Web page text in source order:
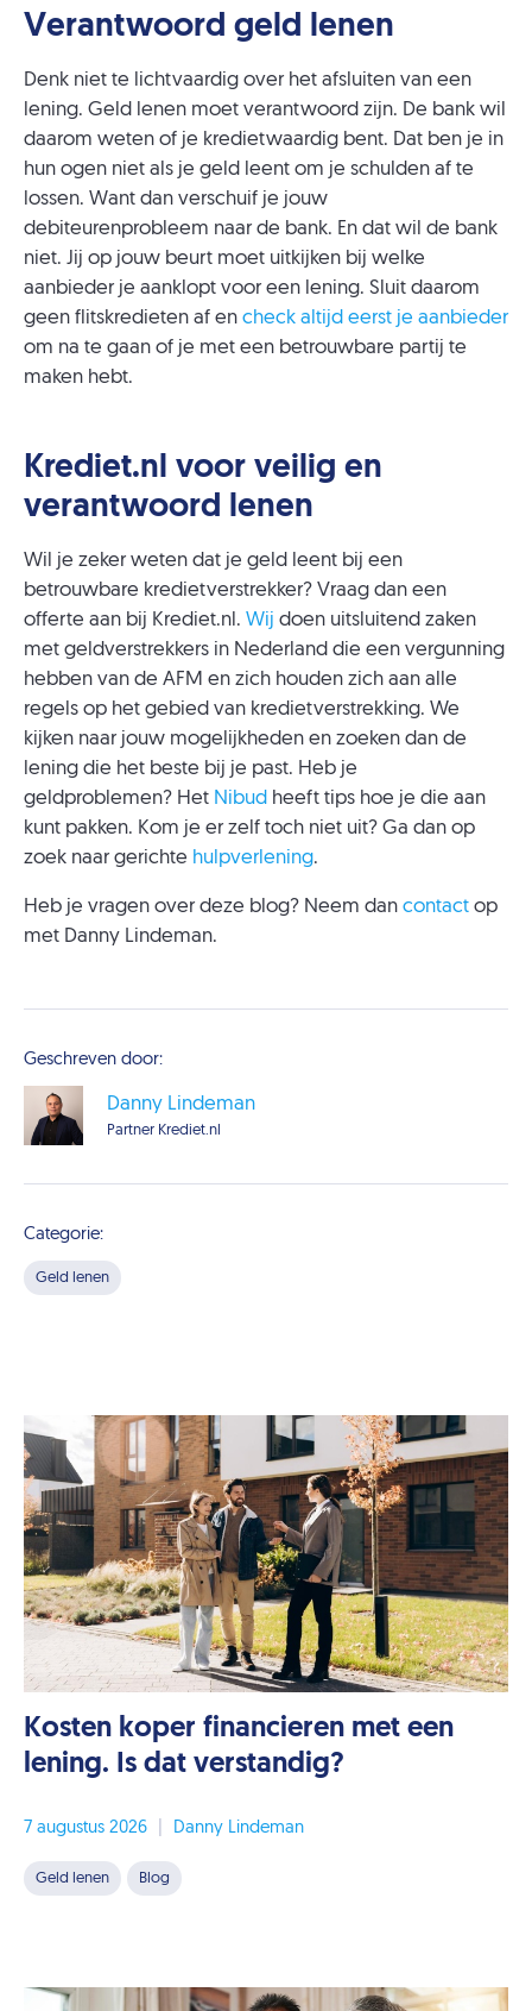
Verantwoord geld lenen
Denk niet te lichtvaardig over het afsluiten van een
lening. Geld lenen moet verantwoord zijn. De bank wil
daarom weten of je kredietwaardig bent. Dat ben je in
hun ogen niet als je geld leent om je schulden af te
lossen. Want dan verschuif je jouw
debiteurenprobleem naar de bank. En dat wil de bank
niet. Jij op jouw beurt moet uitkijken bij welke
aanbieder je aanklopt voor een lening. Sluit daarom
geen flitskredieten af en check altijd eerst je aanbieder
om na te gaan of je met een betrouwbare partij te
maken hebt.
Krediet.nl voor veilig en
verantwoord lenen
Wil je zeker weten dat je geld leent bij een
betrouwbare kredietverstrekker? Vraag dan een
offerte aan bij Krediet.nl. Wij doen uitsluitend zaken
met geldverstrekkers in Nederland die een vergunning
hebben van de AFM en zich houden zich aan alle
regels op het gebied van kredietverstrekking. We
kijken naar jouw mogelijkheden en zoeken dan de
lening die het beste bij je past. Heb je
geldproblemen? Het Nibud heeft tips hoe je die aan
kunt pakken. Kom je er zelf toch niet uit? Ga dan op
zoek naar gerichte hulpverlening.
Heb je vragen over deze blog? Neem dan contact op
met Danny Lindeman.
Geschreven door:
Danny Lindeman
Partner Krediet.nl
Categorie:
Geld lenen
Kosten koper financieren met een
lening. Is dat verstandig?
7 augustus 2026 Danny Lindeman
Geld lenen Blog